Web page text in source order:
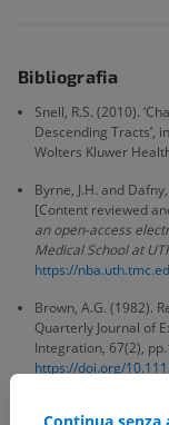
Bibliografia
Snell, R.S. (2010).
Descending Tracts’, in
Wolters Kluwer
Byrne, J.H. and
[Content reviewed
an open-access
Medical School at
https://
Brown, A.G. (1982).
Quarterly Journal of
Integration, 67(2),
https://doi.org/